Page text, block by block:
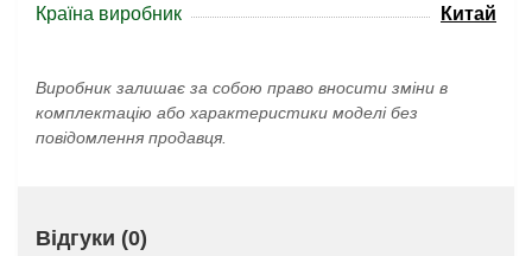
Країна виробник
Китай
Виробник залишає за собою право вносити зміни в
комплектацію або характеристики моделі без
повідомлення продавця.
Відгуки (0)